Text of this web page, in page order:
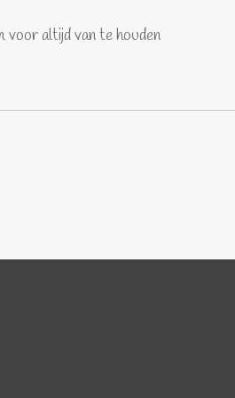
voor altijd van te houden